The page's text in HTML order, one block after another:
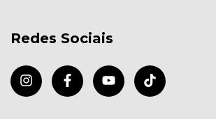
Redes Sociais